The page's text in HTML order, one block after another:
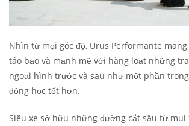
Nhìn từ mọi góc độ, Urus Performante
táo bạo và mạnh mẽ với hàng loạt những
ngoại hình trước và sau như một phần
động học tốt hơn.
Siêu xe sở hữu những đường cắt sâu từ mui